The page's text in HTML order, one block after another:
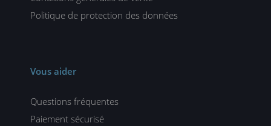
Politique de protection des données
Vous aider
Questions fréquentes
Paiement sécurisé